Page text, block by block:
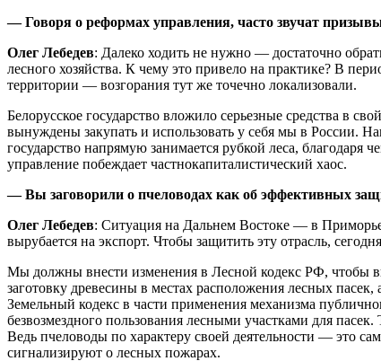
— Говоря о реформах управления, часто звучат
Олег Лебедев: Далеко ходить не нужно — достаточно
лесного хозяйства. К чему это привело на практике? В
территории — возгорания тут же точечно локализовали.
Белорусское государство вложило серьезные средства в
вынуждены закупать и использовать у себя мы в России.
государство напрямую занимается рубкой леса, благодаря
управление побеждает частнокапиталистический хаос.
— Вы заговорили о пчеловодах как об эффективных
Олег Лебедев: Ситуация на Дальнем Востоке — в
вырубается на экспорт. Чтобы защитить эту отрасль,
Мы должны внести изменения в Лесной кодекс РФ, чтобы
заготовку древесины в местах расположения лесных
Земельный кодекс в части применения механизма
безвозмездного пользования лесными участками для
Ведь пчеловоды по характеру своей деятельности — это
сигнализируют о лесных пожарах.